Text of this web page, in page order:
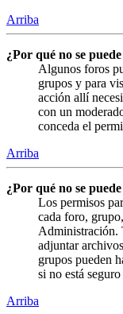
Arriba
¿Por qué no se
Algunos foros
grupos y para
acción allí
con un
conceda el
Arriba
¿Por qué no se
Los permisos
cada foro,
Administración.
adjuntar
grupos pueden
si no está
Arriba